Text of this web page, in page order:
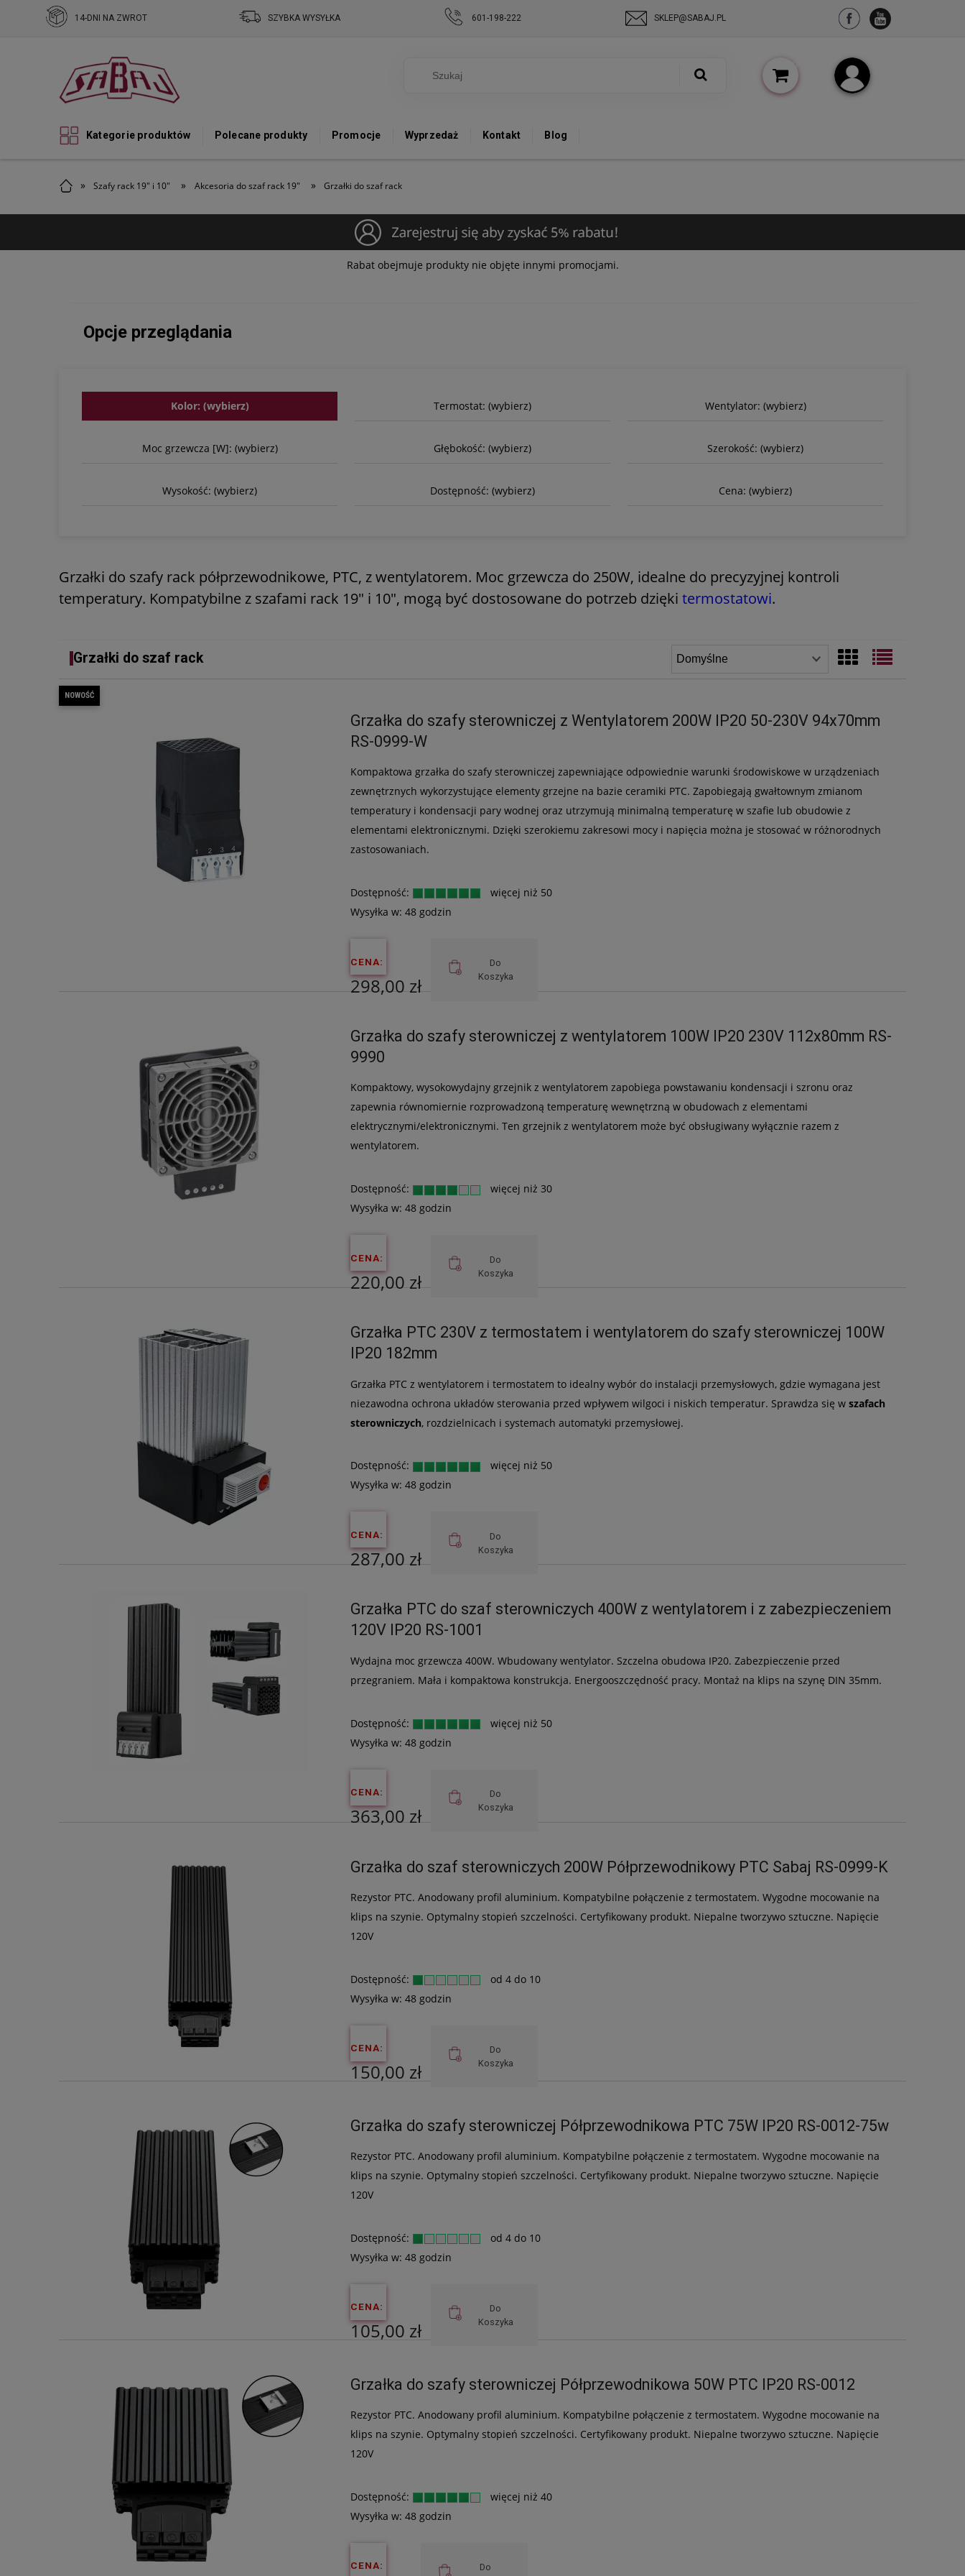
Kategorie produktów Polecane produkty Promocje Wyprzedaż Kontakt Blog
» Szafy rack 19" i 10" » Akcesoria do szaf rack 19" » Grzałki do szaf rack
14-DNI NA ZWROT SZYBKA WYSYŁKA 601-198-222 SKLEP@SABAJ.PL
Rabat obejmuje produkty nie objęte innymi promocjami.
Opcje przeglądania
Kolor: (wybierz) Termostat: (wybierz) Wentylator: (wybierz)
Moc grzewcza [W]: (wybierz) Głębokość: (wybierz) Szerokość: (wybierz)
Wysokość: (wybierz) Dostępność: (wybierz) Cena: (wybierz)
Grzałki do szafy rack półprzewodnikowe, PTC, z wentylatorem. Moc grzewcza do 250W, idealne do precyzyjnej kontroli
temperatury. Kompatybilne z szafami rack 19" i 10", mogą być dostosowane do potrzeb dzięki termostatowi.
Grzałki do szaf rack
Grzałka do szafy sterowniczej z Wentylatorem 200W IP20 50-230V 94x70mm
RS-0999-W
Kompaktowa grzałka do szafy sterowniczej zapewniające odpowiednie warunki środowiskowe w urządzeniach
zewnętrznych wykorzystujące elementy grzejne na bazie ceramiki PTC. Zapobiegają gwałtownym zmianom
temperatury i kondensacji pary wodnej oraz utrzymują minimalną temperaturę w szafie lub obudowie z
elementami elektronicznymi. Dzięki szerokiemu zakresowi mocy i napięcia można je stosować w różnorodnych
zastosowaniach.
Dostępność:
więcej niż 50
Wysyłka w: 48 godzin
CENA:
298,00 zł
242,28 zł
Do
Koszyka
NOWOŚĆ
Grzałka do szafy sterowniczej z wentylatorem 100W IP20 230V 112x80mm RS-
9990
Kompaktowy, wysokowydajny grzejnik z wentylatorem zapobiega powstawaniu kondensacji i szronu oraz
zapewnia równomiernie rozprowadzoną temperaturę wewnętrzną w obudowach z elementami
elektrycznymi/elektronicznymi. Ten grzejnik z wentylatorem może być obsługiwany wyłącznie razem z
wentylatorem.
Dostępność:
więcej niż 30
Wysyłka w: 48 godzin
CENA:
220,00 zł
178,86 zł
Do
Koszyka
Grzałka PTC 230V z termostatem i wentylatorem do szafy sterowniczej 100W
IP20 182mm
Grzałka PTC z wentylatorem i termostatem to idealny wybór do instalacji przemysłowych, gdzie wymagana jest
niezawodna ochrona układów sterowania przed wpływem wilgoci i niskich temperatur. Sprawdza się w szafach
sterowniczych, rozdzielnicach i systemach automatyki przemysłowej.
Dostępność:
więcej niż 50
Wysyłka w: 48 godzin
CENA:
287,00 zł
233,33 zł
Do
Koszyka
Grzałka PTC do szaf sterowniczych 400W z wentylatorem i z zabezpieczeniem
120V IP20 RS-1001
Wydajna moc grzewcza 400W. Wbudowany wentylator. Szczelna obudowa IP20. Zabezpieczenie przed
przegraniem. Mała i kompaktowa konstrukcja. Energooszczędność pracy. Montaż na klips na szynę DIN 35mm.
Dostępność:
więcej niż 50
Wysyłka w: 48 godzin
CENA:
363,00 zł
295,12 zł
Do
Koszyka
Grzałka do szaf sterowniczych 200W Półprzewodnikowy PTC Sabaj RS-0999-K
Rezystor PTC. Anodowany profil aluminium. Kompatybilne połączenie z termostatem. Wygodne mocowanie na
klips na szynie. Optymalny stopień szczelności. Certyfikowany produkt. Niepalne tworzywo sztuczne. Napięcie
120V
Dostępność:
od 4 do 10
Wysyłka w: 48 godzin
CENA:
150,00 zł
121,95 zł
Do
Koszyka
Grzałka do szafy sterowniczej Półprzewodnikowa PTC 75W IP20 RS-0012-75w
Rezystor PTC. Anodowany profil aluminium. Kompatybilne połączenie z termostatem. Wygodne mocowanie na
klips na szynie. Optymalny stopień szczelności. Certyfikowany produkt. Niepalne tworzywo sztuczne. Napięcie
120V
Dostępność:
od 4 do 10
Wysyłka w: 48 godzin
CENA:
105,00 zł
85,37 zł
Do
Koszyka
Grzałka do szafy sterowniczej Półprzewodnikowa 50W PTC IP20 RS-0012
Rezystor PTC. Anodowany profil aluminium. Kompatybilne połączenie z termostatem. Wygodne mocowanie na
klips na szynie. Optymalny stopień szczelności. Certyfikowany produkt. Niepalne tworzywo sztuczne. Napięcie
120V
Dostępność:
więcej niż 40
Wysyłka w: 48 godzin
CENA:
Do